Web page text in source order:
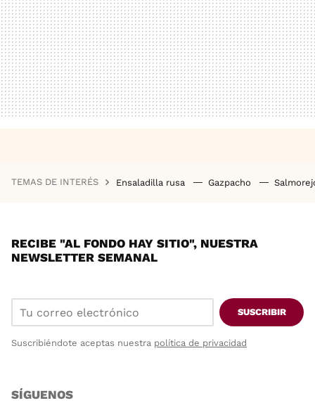
TEMAS DE INTERÉS Ensaladilla rusa Gazpacho
RECIBE "AL FONDO HAY SITIO", NUESTRA
NEWSLETTER SEMANAL
SUSCRIBIR
Suscribiéndote aceptas nuestra política de privacidad
SÍGUENOS